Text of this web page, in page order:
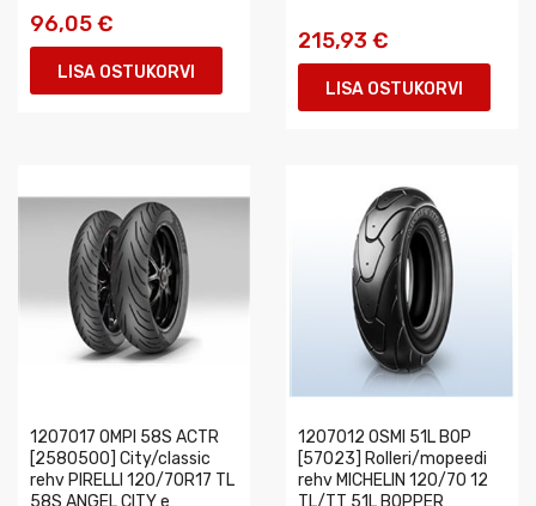
96,05 €
LISA OSTUKORVI
215,93 €
LISA OSTUKORVI
1207017 OMPI 58S ACTR
[2580500] City/classic
rehv PIRELLI 120/70R17 TL
58S ANGEL CITY e
1207012 OSMI 51L BOP
[57023] Rolleri/mopeedi
rehv MICHELIN 120/70 12
TL/TT 51L BOPPER